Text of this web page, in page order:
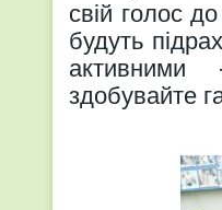
свій голос
будуть
активними
здобувайте